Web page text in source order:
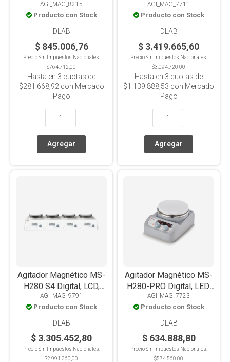
Calefacción, Placa Acero
Inox+Cerámica, 20L
AGI_MAG_8215
Producto con Stock
DLAB
$ 845.006,76
Precio Sin Impuestos Nacionales:
$764.712,00
Hasta en 3 cuotas de
$281.668,92 con Mercado
Pago
Calefacción, Placa Acero
Inox+Silicona, 10
Posiciones x0.4L c/u
AGI_MAG_7711
Producto con Stock
DLAB
$ 3.419.665,60
Precio Sin Impuestos Nacionales:
$3.094.720,00
Hasta en 3 cuotas de
$1.139.888,53 con Mercado
Pago
Agitador Magnético MS-
H280 S4 Digital, LCD,
Con Calefacción, 280°C,
Placa
Aluminio+Cerámica, 4
Posiciones x3L c/u
AGI_MAG_9791
Producto con Stock
DLAB
$ 3.305.452,80
Precio Sin Impuestos Nacionales:
$2.991.360,00
Agitador Magnético MS-
H280-PRO Digital, LED,
Con Calefacción,
PT1000, Placa Acero
Inox+Cerámica, 3L
AGI_MAG_7723
Producto con Stock
DLAB
$ 634.888,80
Precio Sin Impuestos Nacionales:
$574.560,00